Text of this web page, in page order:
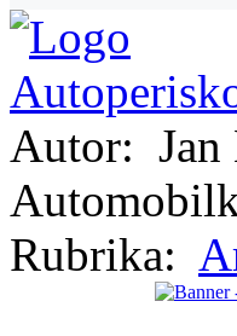
Autor: Jan
Rubrika: